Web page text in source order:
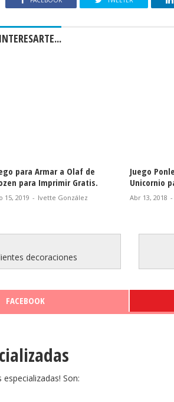
Canina:
Imprimir
Juego para Armar a Olaf de
Frozen para Imprimir Gratis.
Ago 15, 2019 Ivette González
decoraciones
FACEBOOK
especializadas! Son: